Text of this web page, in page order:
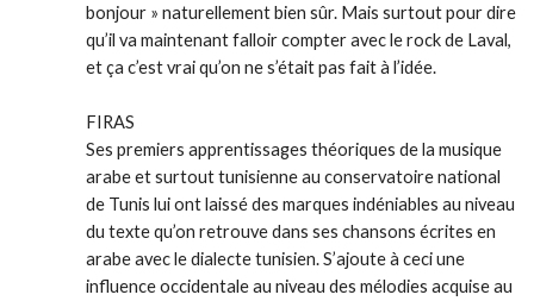
bonjour » naturellement bien sûr. Mais surtout pour dire
qu’il va maintenant falloir compter avec le rock de Laval,
et ça c’est vrai qu’on ne s’était pas fait à l’idée.
FIRAS
Ses premiers apprentissages théoriques de la musique
arabe et surtout tunisienne au conservatoire national
de Tunis lui ont laissé des marques indéniables au niveau
du texte qu’on retrouve dans ses chansons écrites en
arabe avec le dialecte tunisien. S’ajoute à ceci une
influence occidentale au niveau des mélodies acquise au